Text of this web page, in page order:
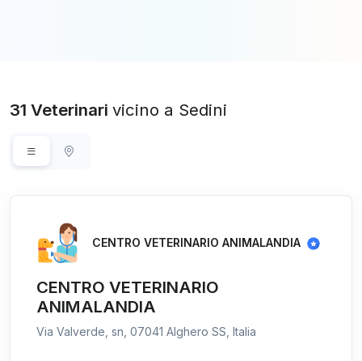
31 Veterinari vicino a Sedini
CENTRO VETERINARIO ANIMALANDIA
CENTRO VETERINARIO
ANIMALANDIA
Via Valverde, sn, 07041 Alghero SS, Italia